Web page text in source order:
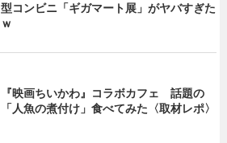
型コンビニ「ギガマート展」がヤバすぎた
ｗ
『映画ちいかわ』コラボカフェ 話題の
「人魚の煮付け」食べてみた〈取材レポ〉